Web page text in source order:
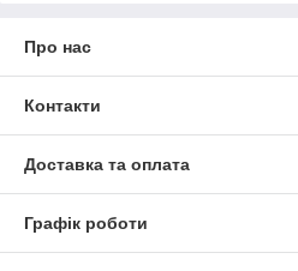
Про нас
Контакти
Доставка та оплата
Графік роботи